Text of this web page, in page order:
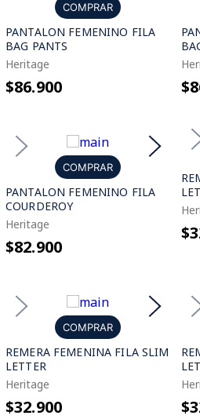
COMPRAR
PANTALON FEMENINO FILA
BAG PANTS
Heritage
$86.900
COMPRAR
PANTALON FEMENINO FILA
COURDEROY
Heritage
$82.900
COMPRAR
REMERA FEMENINA FILA SLIM
LETTER
Heritage
$32.900